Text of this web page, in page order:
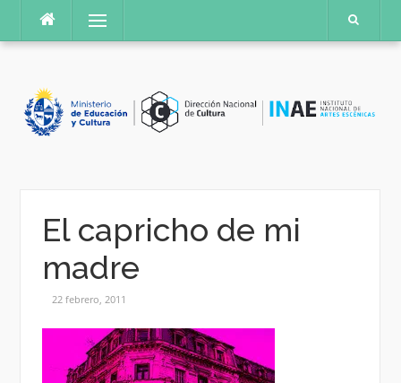
contenido
Menú
El capricho de mi
madre
22 febrero, 2011